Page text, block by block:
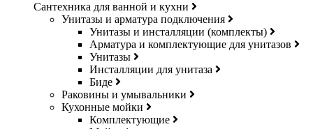
Сантехника для ванной и кухни
Унитазы и арматура подключения
Унитазы и инсталляции (комплекты)
Арматура и комплектующие для унитазов
Унитазы
Инсталляции для унитаза
Биде
Раковины и умывальники
Кухонные мойки
Комплектующие